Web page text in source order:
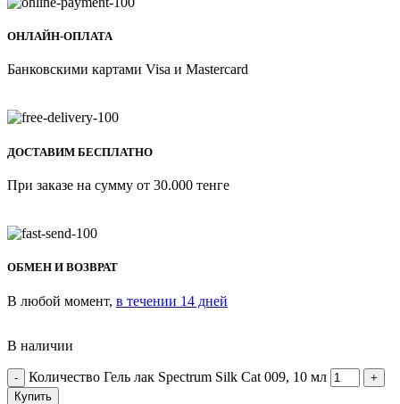
ОНЛАЙН-ОПЛАТА
Банковскими картами Visa и Mastercard
ДОСТАВИМ БЕСПЛАТНО
При заказе на сумму от 30.000 тенге
ОБМЕН И ВОЗВРАТ
В любой момент, в течении 14 дней
В наличии
Количество Гель лак Spectrum Silk Cat 009, 10 мл
Купить